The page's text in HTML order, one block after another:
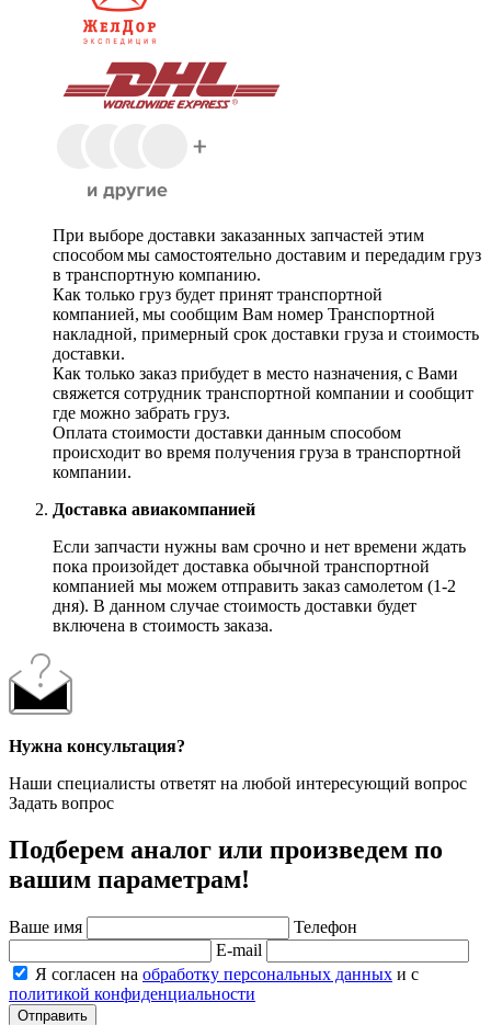
При выборе доставки заказанных запчастей этим
способом мы самостоятельно доставим и передадим груз
в транспортную компанию.
Как только груз будет принят транспортной
компанией, мы сообщим Вам номер Транспортной
накладной, примерный срок доставки груза и стоимость
доставки.
Как только заказ прибудет в место назначения, с Вами
свяжется сотрудник транспортной компании и сообщит
где можно забрать груз.
Оплата стоимости доставки данным способом
происходит во время получения груза в транспортной
компании.
Доставка авиакомпанией
Если запчасти нужны вам срочно и нет времени ждать
пока произойдет доставка обычной транспортной
компанией мы можем отправить заказ самолетом (1-2
дня). В данном случае стоимость доставки будет
включена в стоимость заказа.
Нужна консультация?
Наши специалисты ответят на любой интересующий вопрос
Задать вопрос
Подберем аналог или произведем по
вашим параметрам!
Ваше имя
Телефон
E-mail
Я согласен на обработку персональных данных и с
политикой конфиденциальности
Отправить